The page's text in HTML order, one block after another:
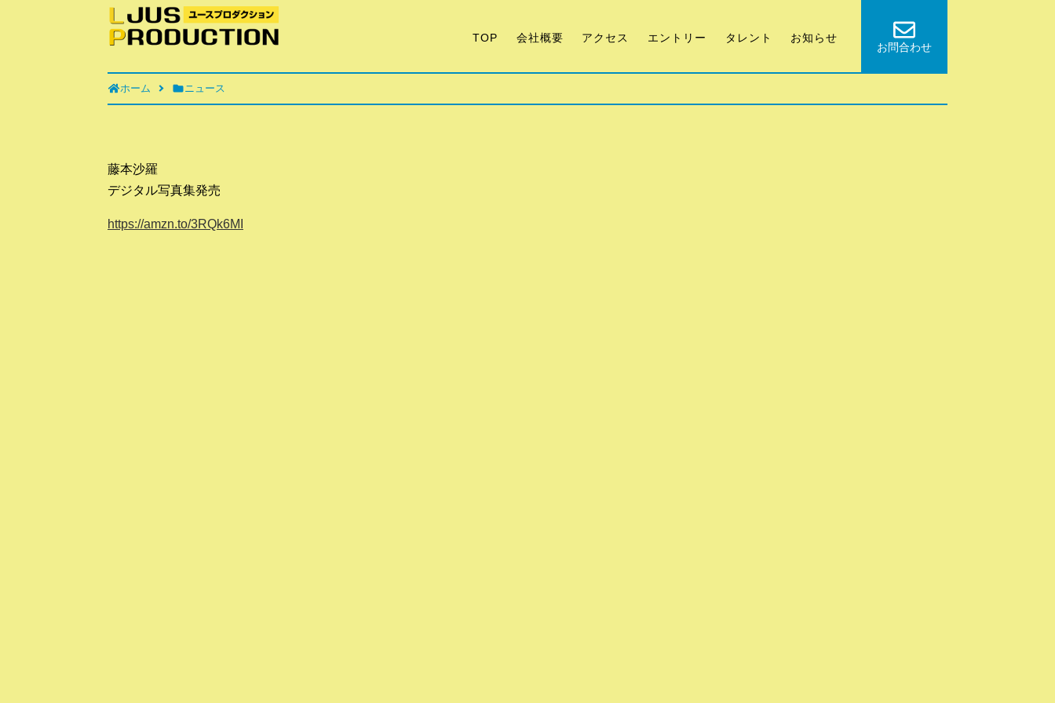
お問合わせ
TOP 会社概要 アクセス エントリー タレント お知らせ
ホーム ニュース
藤本沙羅
デジタル写真集発売
https://amzn.to/3RQk6MI